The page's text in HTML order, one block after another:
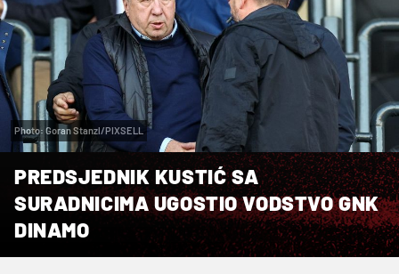
Photo: Goran Stanzl/PIXSELL
PREDSJEDNIK KUSTIĆ SA
SURADNICIMA UGOSTIO VODSTVO GNK
DINAMO